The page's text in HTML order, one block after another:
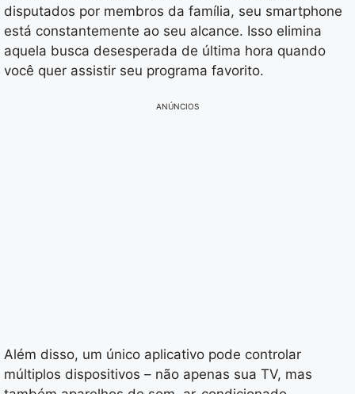
disputados por membros da família, seu smartphone
está constantemente ao seu alcance. Isso elimina
aquela busca desesperada de última hora quando
você quer assistir seu programa favorito.
ANÚNCIOS
Além disso, um único aplicativo pode controlar
múltiplos dispositivos – não apenas sua TV, mas